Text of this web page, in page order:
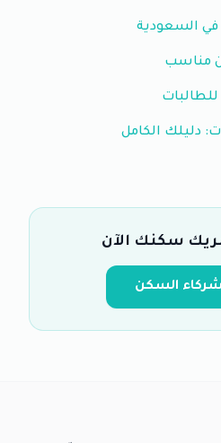
السعودية
مناسب
دليلك الكامل
سكنك الآن
السكن